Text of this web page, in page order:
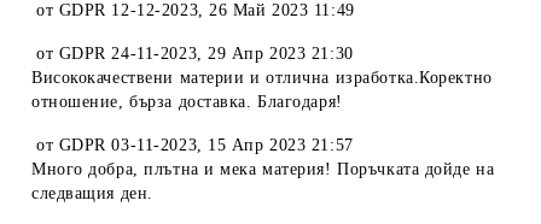
от GDPR 12-12-2023,26 Май 2023 11:49
от GDPR 24-11-2023,29 Апр 2023 21:30
Висококачествени материи и отлична изработка.Коректно
отношение, бърза доставка. Благодаря!
от GDPR 03-11-2023, 15 Апр 2023 21:57
Много добра, плътна и мека материя! Поръчката дойде на
следващия ден.